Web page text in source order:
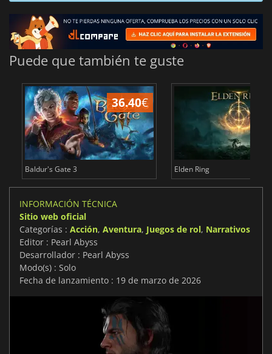
Puede que también te guste
36.40€
Baldur's Gate 3 Elden Ring
INFORMACIÓN TÉCNICA
Sitio web oficial
Categorías : Acción, Aventura, Juegos de rol, Narrativos
Editor : Pearl Abyss
Desarrollador : Pearl Abyss
Modo(s) : Solo
Fecha de lanzamiento : 19 de marzo de 2026